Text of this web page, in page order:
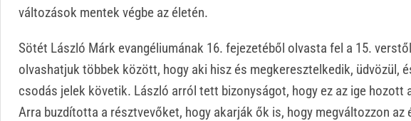
változások mentek végbe az életén.
Sötét László Márk evangéliumának 16. fejezetéből olvasta fel a 15.
olvashatjuk többek között, hogy aki hisz és megkeresztelkedik, üdvözül,
csodás jelek követik. László arról tett bizonyságot, hogy ez az ige hozott
Arra buzdította a résztvevőket, hogy akarják ők is, hogy megváltozzon az